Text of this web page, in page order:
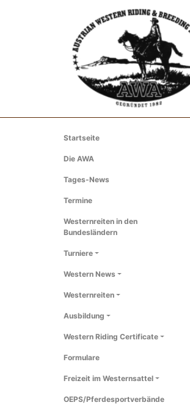
Startseite
Die AWA
Tages-News
Termine
Westernreiten in den
Bundesländern
Turniere
Western News
Westernreiten
Ausbildung
Western Riding Certificate
Formulare
Freizeit im Westernsattel
OEPS/Pferdesportverbände